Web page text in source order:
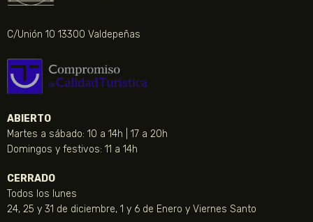
C/Unión 10 13300 Valdepeñas
ABIERTO
Martes a sábado: 10 a 14h | 17 a 20h
Domingos y festivos: 11 a 14h
CERRADO
Todos los lunes
24, 25 y 31 de diciembre, 1 y 6 de Enero y Viernes Santo